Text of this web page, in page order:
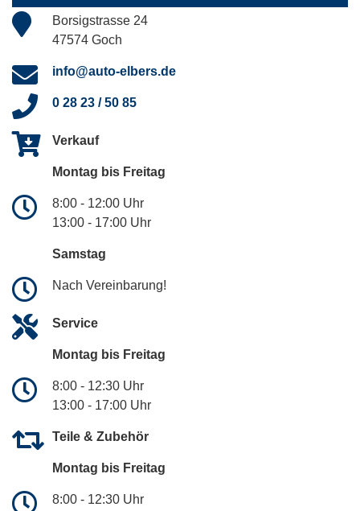
Borsigstrasse 24
47574 Goch
info@auto-elbers.de
0 28 23 / 50 85
Verkauf
Montag bis Freitag
8:00 - 12:00 Uhr
13:00 - 17:00 Uhr
Samstag
Nach Vereinbarung!
Service
Montag bis Freitag
8:00 - 12:30 Uhr
13:00 - 17:00 Uhr
Teile & Zubehör
Montag bis Freitag
8:00 - 12:30 Uhr